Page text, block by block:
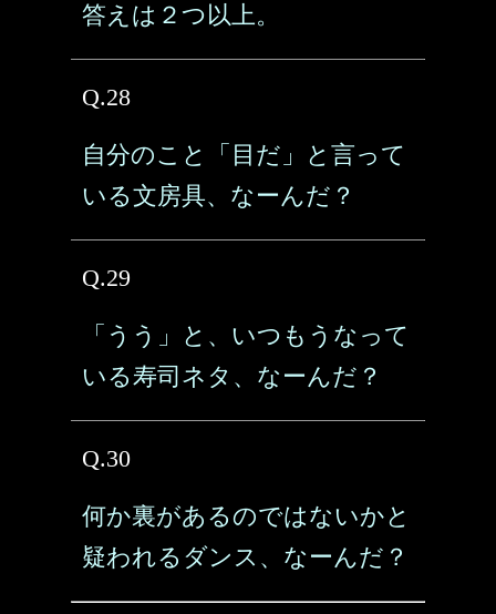
答えは２つ以上。
Q.28
自分のこと「目だ」と言って
いる文房具、なーんだ？
Q.29
「うう」と、いつもうなって
いる寿司ネタ、なーんだ？
Q.30
何か裏があるのではないかと
疑われるダンス、なーんだ？